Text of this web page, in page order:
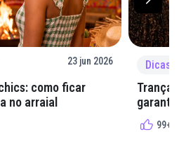
23 jun 2026
como ficar
no arraial
Tranças
garantir
99+